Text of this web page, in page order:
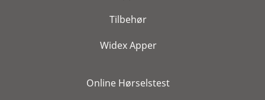
Tilbehør
Widex Apper
Online Hørselstest